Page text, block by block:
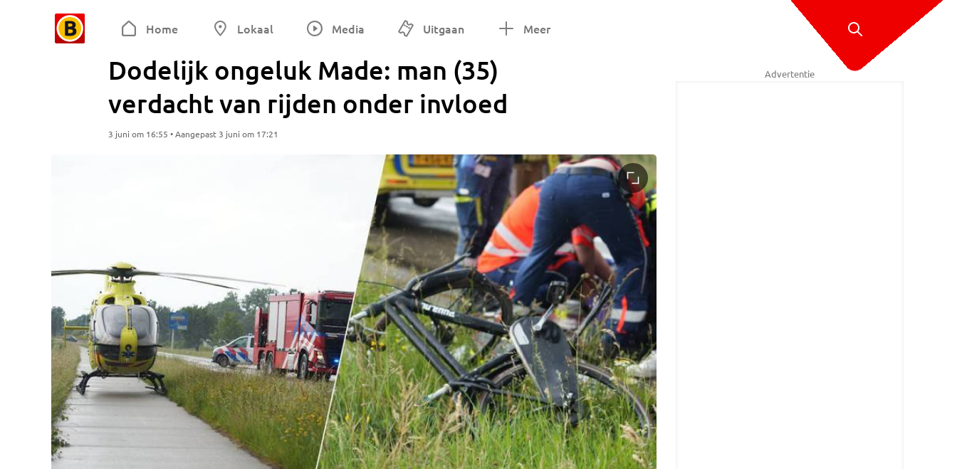
Home Lokaal Media Uitgaan Meer
Dodelijk ongeluk Made: man (35)
verdacht van rijden onder invloed
3 juni om 16:55 • Aangepast 3 juni om 17:21
Advertentie